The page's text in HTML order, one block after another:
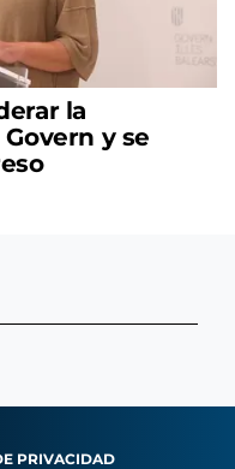
la
y se
PRIVACIDAD